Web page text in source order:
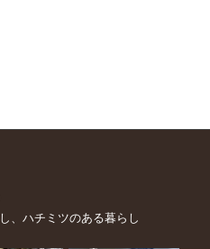
、ハチミツのある暮らし